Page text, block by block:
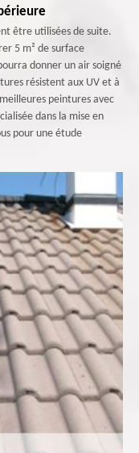
être utilisées de suite.
5 m² de surface
donner un air soigné
résistent aux UV et à
peintures avec
dans la mise en
pour une étude